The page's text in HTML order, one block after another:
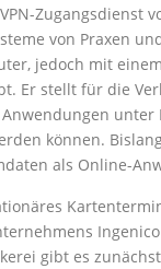
Zugangsdienst
von Praxen
jedoch mit
Er stellt für die
können.
als Online-
gibt es